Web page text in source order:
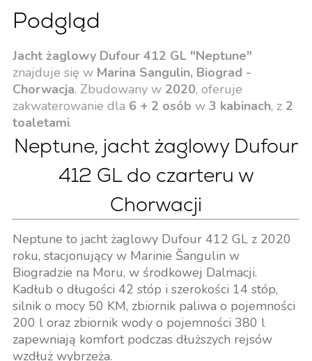
Podgląd
Jacht żaglowy Dufour 412 GL "Neptune"
znajduje się w Marina Sangulin, Biograd -
Chorwacja. Zbudowany w 2020, oferuje
zakwaterowanie dla 6 + 2 osób w 3 kabinach, z 2
toaletami.
Neptune, jacht żaglowy Dufour
412 GL do czarteru w
Chorwacji
Neptune to jacht żaglowy Dufour 412 GL z 2020
roku, stacjonujący w Marinie Šangulin w
Biogradzie na Moru, w środkowej Dalmacji.
Kadłub o długości 42 stóp i szerokości 14 stóp,
silnik o mocy 50 KM, zbiornik paliwa o pojemności
200 l oraz zbiornik wody o pojemności 380 l
zapewniają komfort podczas dłuższych rejsów
wzdłuż wybrzeża.